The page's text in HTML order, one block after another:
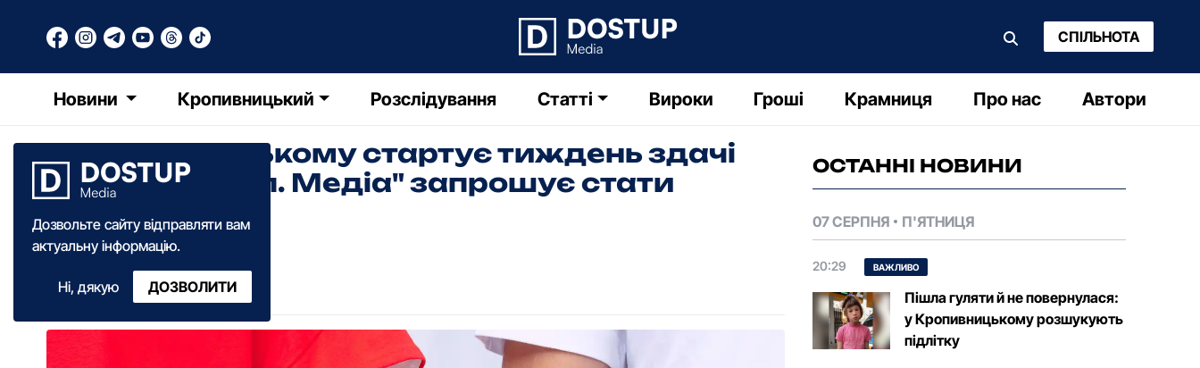
СПІЛЬНОТА
Новини Кропивницький Розслідування Статті Вироки Гроші Крамниця Про нас Автори
Дозвольте сайту відправляти вам
актуальну інформацію.
Ні, дякую ДОЗВОЛИТИ
У Кропивницькому стартує тиждень здачі
крові: "Доступ. Медіа" запрошує стати
донорами
09 травня·2026
ОСТАННІ НОВИНИ
07 СЕРПНЯ П'ЯТНИЦЯ
20:29 ВАЖЛИВО
Пішла гуляти й не повернулася:
у Кропивницькому розшукують
підлітку